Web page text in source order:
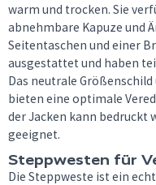
warm und trocken. Sie
abnehmbare Kapuze und
Seitentaschen und einer
ausgestattet und haben
Das neutrale
bieten eine optimale
der Jacken kann bedruckt
geeignet.
Steppwesten für
Die Steppweste ist ein